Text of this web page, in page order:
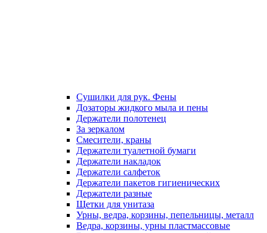
Сушилки для рук. Фены
Дозаторы жидкого мыла и пены
Держатели полотенец
За зеркалом
Смесители, краны
Держатели туалетной бумаги
Держатели накладок
Держатели салфеток
Держатели пакетов гигиенических
Держатели разные
Щетки для унитаза
Урны, ведра, корзины, пепельницы, металл
Ведра, корзины, урны пластмассовые